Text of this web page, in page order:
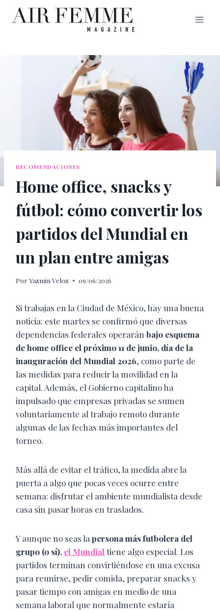
Saltar
RECOMENDACIONES
Home office, snacks y
fútbol: cómo convertir los
partidos del Mundial en
un plan entre amigas
Por Yazmin Veloz 09/06/2026
Si trabajas en la Ciudad de México, hay una buena
noticia: este martes se confirmó que diversas
dependencias federales operarán bajo esquema
de home office el próximo 11 de junio, día de la
inauguración del Mundial 2026, como parte de
las medidas para reducir la movilidad en la
capital. Además, el Gobierno capitalino ha
impulsado que empresas privadas se sumen
voluntariamente al trabajo remoto durante
algunas de las fechas más importantes del
torneo.
Más allá de evitar el tráfico, la medida abre la
puerta a algo que pocas veces ocurre entre
semana: disfrutar el ambiente mundialista desde
casa sin pasar horas en traslados.
Y aunque no seas la persona más futbolera del
grupo (o sí), el Mundial tiene algo especial. Los
partidos terminan convirtiéndose en una excusa
para reunirse, pedir comida, preparar snacks y
pasar tiempo con amigas en medio de una
semana laboral que normalmente estaría